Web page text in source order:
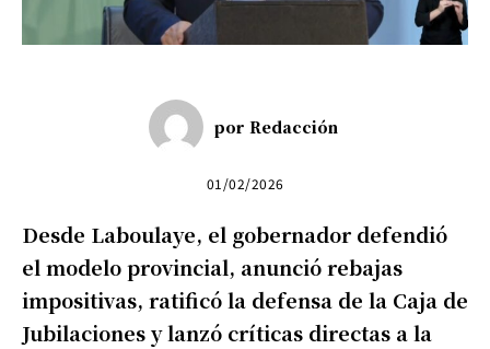
por Redacción
01/02/2026
Desde Laboulaye, el gobernador defendió
el modelo provincial, anunció rebajas
impositivas, ratificó la defensa de la Caja de
Jubilaciones y lanzó críticas directas a la